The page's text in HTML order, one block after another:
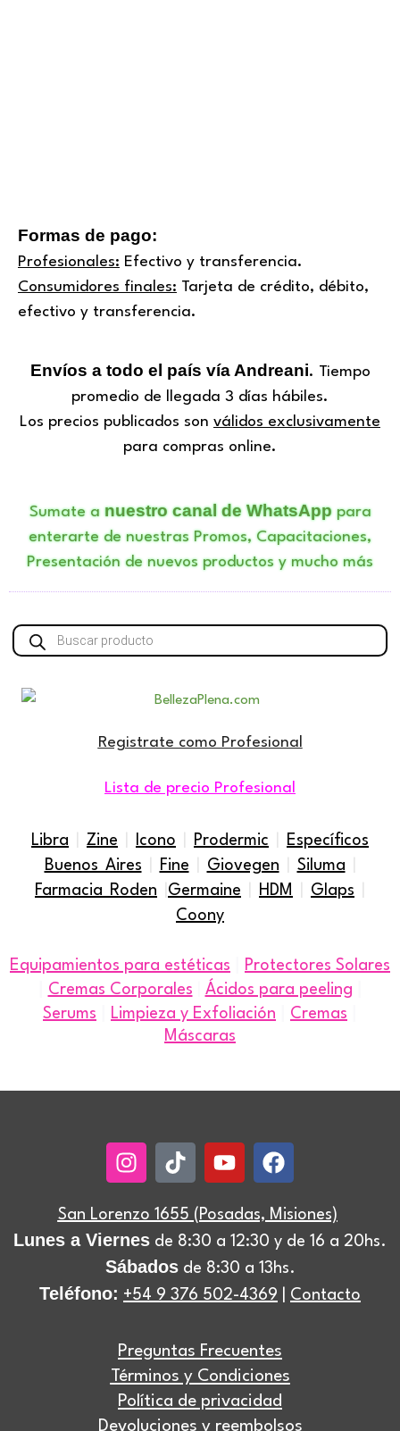
Formas de pago:
Profesionales: Efectivo y transferencia.
Consumidores finales: Tarjeta de crédito, débito,
efectivo y transferencia.
Envíos a todo el país vía Andreani. Tiempo
promedio de llegada 3 días hábiles.
Los precios publicados son válidos exclusivamente
para compras online.
Sumate a nuestro canal de WhatsApppara
enterarte de nuestras Promos, Capacitaciones,
Presentación de nuevos productos y mucho más
Búsqueda
de
Registrate como Profesional
Lista de precio Profesional
Libra Zine Icono Prodermic
Específicos
Buenos Aires
Fine Giovegen Siluma
Farmacia Roden
Germaine HDM Glaps
Coony
Equipamientos para estéticas Protectores Solares
Cremas Corporales Ácidos para peeling
Serums Limpieza y Exfoliación Cremas
Máscaras
Instagram
TiktokYoutubeFacebook
San Lorenzo 1655 (Posadas, Misiones)
Lunes a Viernes de 8:30 a 12:30 y de 16 a 20hs.
Sábadosde 8:30 a 13hs.
Teléfono: +54 9 376 502-4369 Contacto
Preguntas Frecuentes
Términos y Condiciones
Política de privacidad
Devoluciones y reembolsos